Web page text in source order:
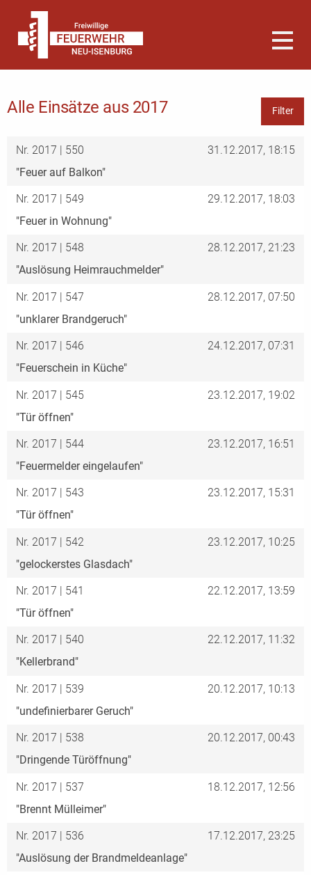
Alle Einsätze aus 2017 Filter
Nr. 2017 | 550
"Feuer auf Balkon"
31.12.2017, 18:15
Nr. 2017 | 549
"Feuer in Wohnung"
29.12.2017, 18:03
Nr. 2017 | 548
"Auslösung Heimrauchmelder"
28.12.2017, 21:23
Nr. 2017 | 547
"unklarer Brandgeruch"
28.12.2017, 07:50
Nr. 2017 | 546
"Feuerschein in Küche"
24.12.2017, 07:31
Nr. 2017 | 545
"Tür öffnen"
23.12.2017, 19:02
Nr. 2017 | 544
"Feuermelder eingelaufen"
23.12.2017, 16:51
Nr. 2017 | 543
"Tür öffnen"
23.12.2017, 15:31
Nr. 2017 | 542
"gelockerstes Glasdach"
23.12.2017, 10:25
Nr. 2017 | 541
"Tür öffnen"
22.12.2017, 13:59
Nr. 2017 | 540
"Kellerbrand"
22.12.2017, 11:32
Nr. 2017 | 539
"undefinierbarer Geruch"
20.12.2017, 10:13
Nr. 2017 | 538
"Dringende Türöffnung"
20.12.2017, 00:43
Nr. 2017 | 537
"Brennt Mülleimer"
18.12.2017, 12:56
Nr. 2017 | 536
"Auslösung der Brandmeldeanlage"
17.12.2017, 23:25